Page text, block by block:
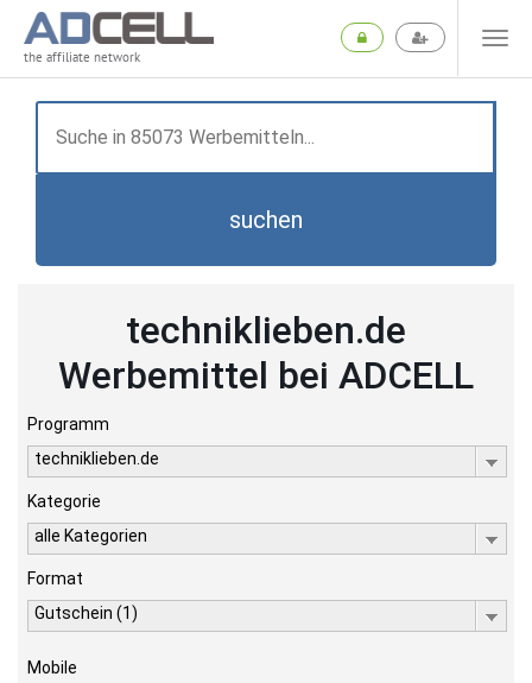
the affiliate network
suchen
techniklieben.de
Werbemittel bei ADCELL
Programm
techniklieben.de
Kategorie
alle Kategorien
Format
Gutschein (1)
Mobile